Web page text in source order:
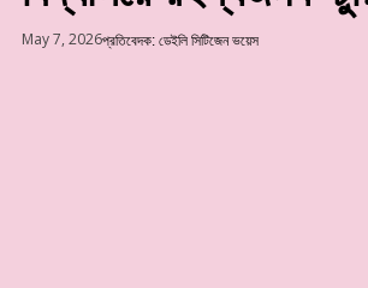
May 7, 2026প্রতিবেদক: ডেইলি সিটিজেন ভয়েস